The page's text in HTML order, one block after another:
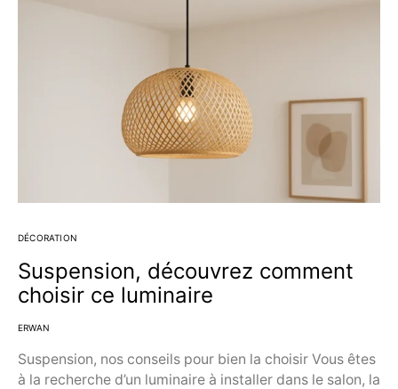
DÉCORATION
Suspension, découvrez comment
choisir ce luminaire
ERWAN
Suspension, nos conseils pour bien la choisir Vous êtes
à la recherche d’un luminaire à installer dans le salon, la